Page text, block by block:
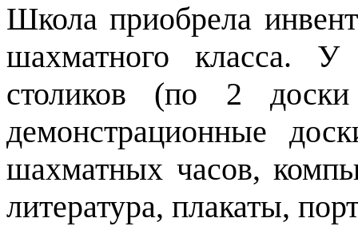
Школа приобрела
шахматного класса.
столиков (по 2
демонстрационные
шахматных часов,
литература, плакаты,